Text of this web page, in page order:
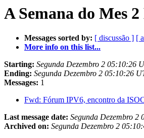
A Semana do Mes
Messages sorted by: [ discussão ] [
More info on this list...
Starting: Segunda Dezembro 2 05:10:26
Ending: Segunda Dezembro 2 05:10:26
Messages: 1
Fwd: Fórum IPV6, encontro da
Last message date: Segunda Dezembro 2
Archived on: Segunda Dezembro 2